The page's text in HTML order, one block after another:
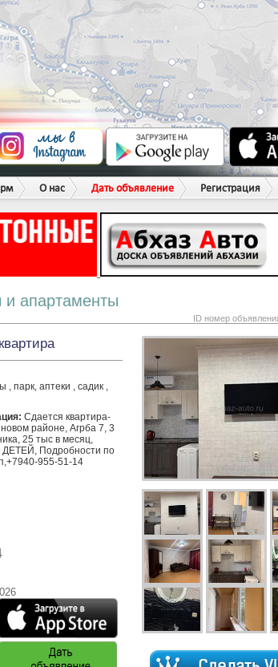
О нас Дать объявление Регистрация
и апартаменты
ID номер
, парк, аптеки , садик ,
Сдается квартира-
районе, Агрба 7, 3
25 тыс в месяц,
ДЕТЕЙ, Подробности по
955-51-14